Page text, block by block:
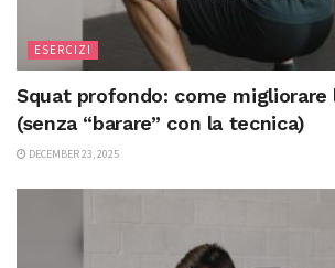
ESERCIZI
Squat profondo: come
(senza “barare” con la tecnica)
DECEMBER 23, 2025